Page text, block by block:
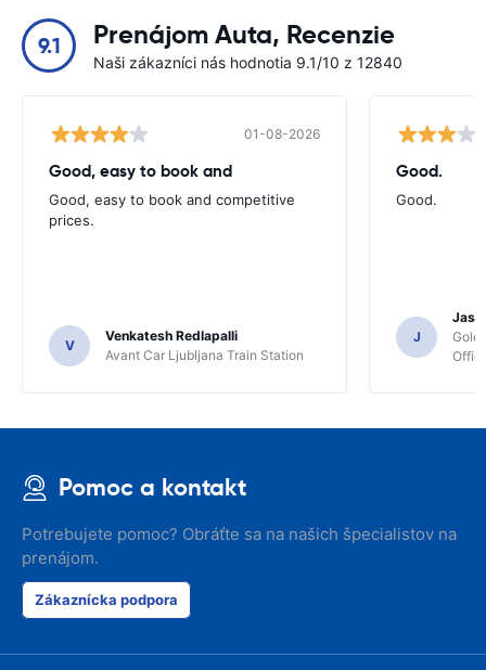
9.1 Prenájom Auta, Recenzie
Naši zákazníci nás hodnotia 9.1/10 z 12840
01-08-2026
Good, easy to book and
Good, easy to book and competitive
prices.
V
Venkatesh Redlapalli
Avant Car Ljubljana Train Station
Good.
Good.
J
Pomoc a kontakt
Potrebujete pomoc? Obráťte sa na našich špecialistov na
prenájom.
Zákaznícka podpora